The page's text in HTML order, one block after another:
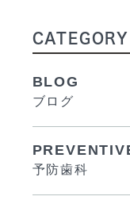
CATEGORY
BLOG
ブログ
予防歯科